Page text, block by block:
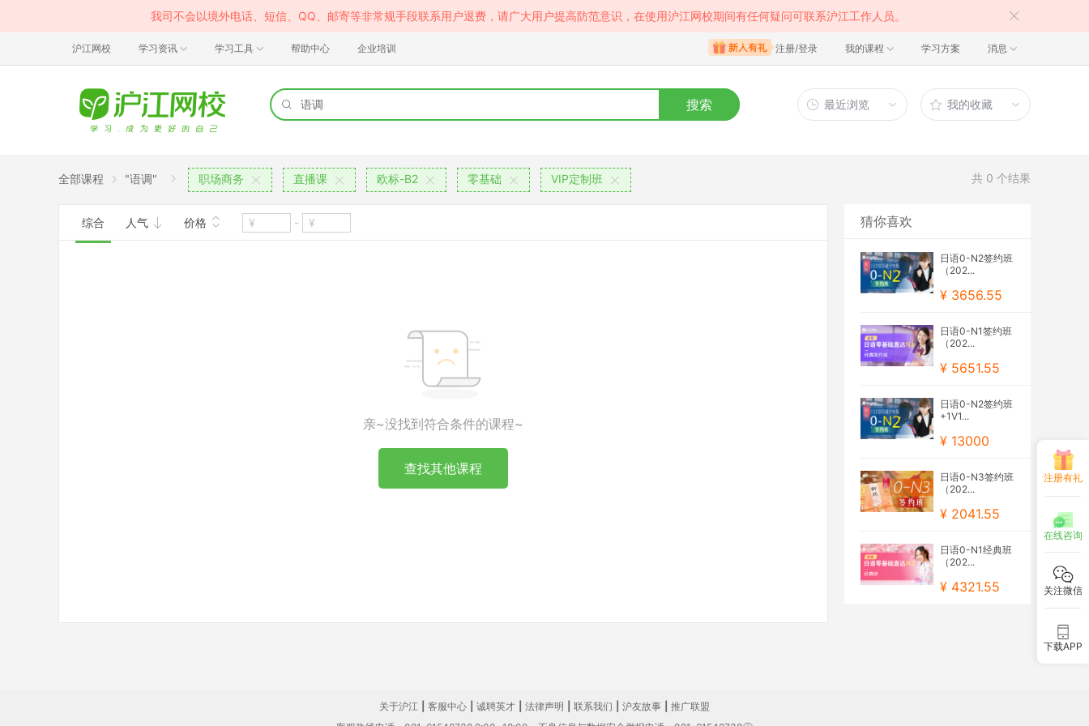
我司不会以境外电话、短信、QQ、邮寄等非常规手段联系用户退费，请广大用户提高防范意识，在使用沪江网校期间有任何疑问可联系沪江工作人员。
沪江网校 学习资讯 学习工具 帮助中心 企业培训 注册/登录 我的课程 学习方案 消息
搜索 最近浏览 我的收藏
全部课程 "语调" 职场商务 直播课 欧标-B2 零基础 VIP定制班 共 0 个结果
综合 人气 价格 -
亲~没找到符合条件的课程~
查找其他课程
猜你喜欢
日语0-N2签约班
（202...
¥ 3656.55
日语0-N1签约班
（202...
¥ 5651.55
日语0-N2签约班
+1V1...
¥ 13000
日语0-N3签约班
（202...
¥ 2041.55
日语0-N1经典班
（202...
¥ 4321.55
注册有礼
在线咨询
关注微信
下载APP
关于沪江 客服中心 诚聘英才 法律声明 联系我们 沪友故事
推广联盟